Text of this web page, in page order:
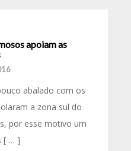
apoiam as
abalado com os
a zona sul do
por esse motivo um
[ … ]